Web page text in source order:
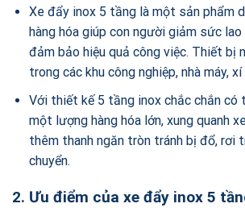
Xe đẩy inox 5 tầng là một sản phẩm
hàng hóa giúp con người giảm sức
đảm bảo hiệu quả công việc. Thiết bị
trong các khu công nghiệp, nhà máy, xí
Với thiết kế 5 tầng inox chắc chắn có
một lượng hàng hóa lớn, xung quanh
thêm thanh ngăn tròn tránh bị đổ, rơi
chuyển.
2. Ưu điểm của xe đẩy inox 5